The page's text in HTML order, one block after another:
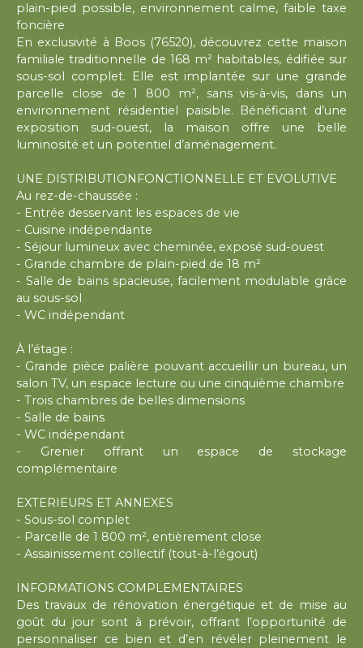
plain-pied possible, environnement calme, faible taxe
foncière
En exclusivité à Boos (76520), découvrez cette maison
familiale traditionnelle de 168 m² habitables, édifiée sur
sous-sol complet. Elle est implantée sur une grande
parcelle close de 1 800 m², sans vis-à-vis, dans un
environnement résidentiel paisible. Bénéficiant d’une
exposition sud-ouest, la maison offre une belle
luminosité et un potentiel d’aménagement.
UNE DISTRIBUTIONFONCTIONNELLE ET EVOLUTIVE
Au rez-de-chaussée :
- Entrée desservant les espaces de vie
- Cuisine indépendante
- Séjour lumineux avec cheminée, exposé sud-ouest
- Grande chambre de plain-pied de 18 m²
- Salle de bains spacieuse, facilement modulable grâce
au sous-sol
- WC indépendant
À l’étage :
- Grande pièce palière pouvant accueillir un bureau, un
salon TV, un espace lecture ou une cinquième chambre
- Trois chambres de belles dimensions
- Salle de bains
- WC indépendant
- Grenier offrant un espace de stockage
complémentaire
EXTERIEURS ET ANNEXES
- Sous-sol complet
- Parcelle de 1 800 m², entièrement close
- Assainissement collectif (tout-à-l’égout)
INFORMATIONS COMPLEMENTAIRES
Des travaux de rénovation énergétique et de mise au
goût du jour sont à prévoir, offrant l’opportunité de
personnaliser ce bien et d’en révéler pleinement le